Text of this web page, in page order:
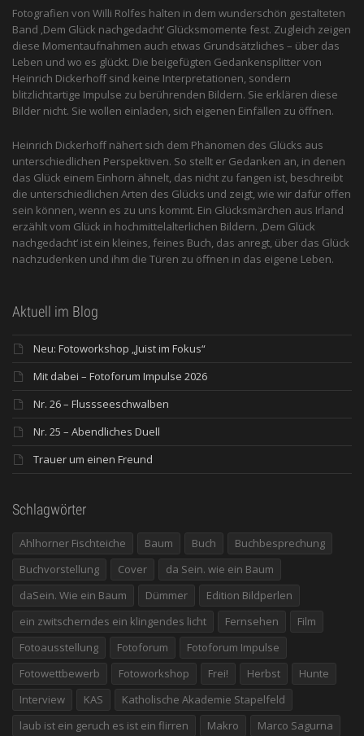
Fotografien von Willi Rolfes halten in dem wunderschön gestalteten
Band ‚Dem Glück nachgedacht‘ Glücksmomente fest. Zugleich zeigen
diese Momentaufnahmen auch etwas Grundsätzliches – über das
Leben und wo es glückt. Die beigefügten Gedankensplitter von
Heinrich Dickerhoff sind keine Interpretationen, sondern
blitzlichtartige Impulse zu berührenden Bildern. Sie erklären diese
Bilder nicht. Sie wollen einladen, sich eigenen Einfällen zu öffnen.
Heinrich Dickerhoff nähert sich dem Phänomen des Glücks aus
unterschiedlichen Perspektiven. So stellt er Gedanken an, in denen
das Glück einem Einhorn ähnelt, das nicht zu fangen ist, beschreibt
die unterschiedlichen Arten des Glücks und zeigt, wie wir dafür offen
sein können, wenn es zu uns kommt. Ein Glücksmärchen aus Irland
erzählt vom Glück in hochmittelalterlichen Bildern. ‚Dem Glück
nachgedacht‘ ist ein kleines, feines Buch, das anregt, über das Glück
nachzudenken und ihm die Türen zu öffnen in das eigene Leben.
Aktuell im Blog
Neu: Fotoworkshop „Juist im Fokus“
Mit dabei – Fotoforum Impulse 2026
Nr. 26 – Flussseeschwalben
Nr. 25 – Abendliches Duell
Trauer um einen Freund
Schlagwörter
Ahlhorner Fischteiche Baum Buch
Buchbesprechung
Buchvorstellung
Cover
da Sein. wie ein Baum
daSein. Wie ein Baum
Dümmer
Edition Bildperlen
ein zwitscherndes ein klingendes licht
Fernsehen
Film
Fotoausstellung
Fotoforum
Fotoforum Impulse
Fotowettbewerb
Fotoworkshop Frei! Herbst
Hunte
Interview
KAS
Katholische Akademie Stapelfeld
laub ist ein geruch es ist ein flirren
Makro Marco Sagurna